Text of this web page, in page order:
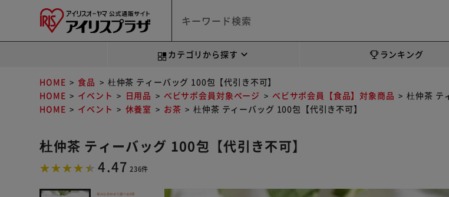
カテゴリから探す ランキング
HOME 食品
杜仲茶 ティーバッグ 100包【代引き不可】
HOME
イベント 日用品 べビサポ会員対象ページ べビサポ会員【食品】対象商品
杜仲茶 テ
HOME
イベント 休養室 お茶 杜仲茶 ティーバッグ 100包【代引き不可】
杜仲茶 ティーバッグ 100包【代引き不可】
4.47 236件